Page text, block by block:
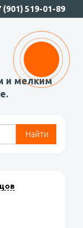
(901) 519-01-89
и мелким
Найти